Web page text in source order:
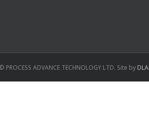
ADVANCE TECHNOLOGY LTD. Site by